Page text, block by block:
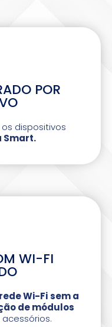
POR
dispositivos
Smart.
WI-FI
Wi-Fisem a
de módulos